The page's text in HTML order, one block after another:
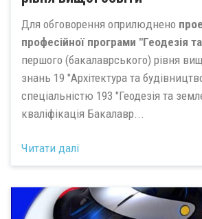
Для обговорення оприлюднено
професійної програми "Геодезія
першого (бакалаврського) рівня
знань 19 "Архітектура та
спеціальністю 193 "Геодезія та
кваліфікація Бакалавр...
Читати далі